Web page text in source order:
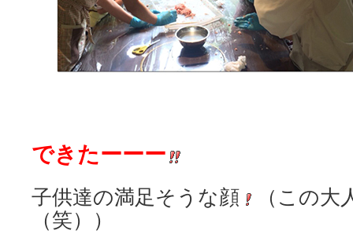
できたーーー
子供達の満足そうな顔
（この
（笑））